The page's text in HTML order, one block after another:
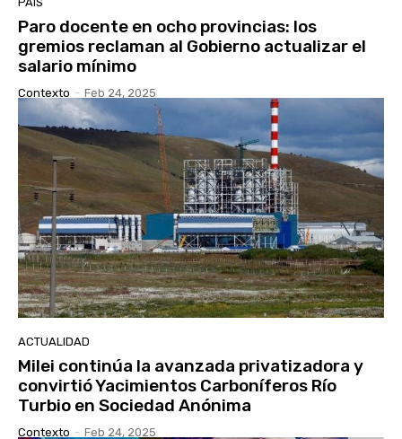
Paro docente en ocho provincias: los
gremios reclaman al Gobierno actualizar el
salario mínimo
Contexto - Feb 24, 2025
ACTUALIDAD
Milei continúa la avanzada privatizadora y
convirtió Yacimientos Carboníferos Río
Turbio en Sociedad Anónima
Contexto - Feb 24, 2025